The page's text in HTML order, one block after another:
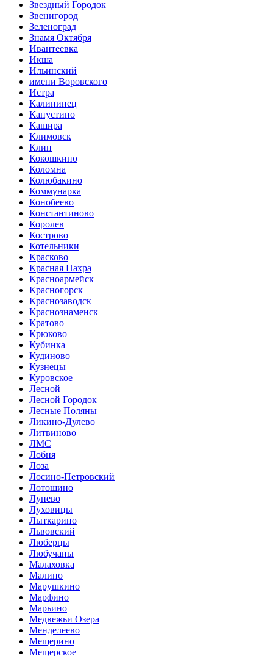
Звездный Городок
Звенигород
Зеленоград
Знамя Октября
Ивантеевка
Икша
Ильинский
имени Воровского
Истра
Калининец
Капустино
Кашира
Климовск
Клин
Кокошкино
Коломна
Колюбакино
Коммунарка
Конобеево
Константиново
Королев
Кострово
Котельники
Красково
Красная Пахра
Красноармейск
Красногорск
Краснозаводск
Краснознаменск
Кратово
Крюково
Кубинка
Кудиново
Кузнецы
Куровское
Лесной
Лесной Городок
Лесные Поляны
Ликино-Дулево
Литвиново
ЛМС
Лобня
Лоза
Лосино-Петровский
Лотошино
Лунево
Луховицы
Лыткарино
Львовский
Люберцы
Любучаны
Малаховка
Малино
Марушкино
Марфино
Марьино
Медвежьи Озера
Менделеево
Мещерино
Мещерское